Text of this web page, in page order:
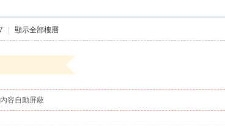
顯示全部樓層
容自動屏蔽